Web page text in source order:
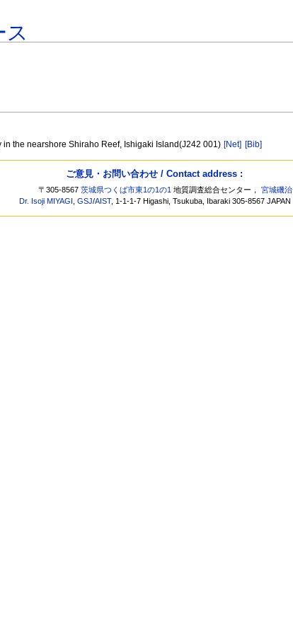
the nearshore Shiraho Reef, Ishigaki Island(J242 001) [Net] [Bib]
ご意見・お問い合わせ / Contact address :
〒305-8567茨城県つくば市東1の1の1 地質調査総合センター，宮城磯治
Dr. Isoji MIYAGI ,GSJ/AIST, 1-1-1-7 Higashi, Tsukuba, Ibaraki 305-8567 JAPAN